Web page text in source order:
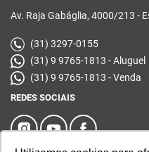
Av. Raja Gabáglia, 4000/213 -
(31) 3297-0155
(31) 9 9765-1813 - Aluguel
(31) 9 9765-1813 - Venda
REDES SOCIAIS